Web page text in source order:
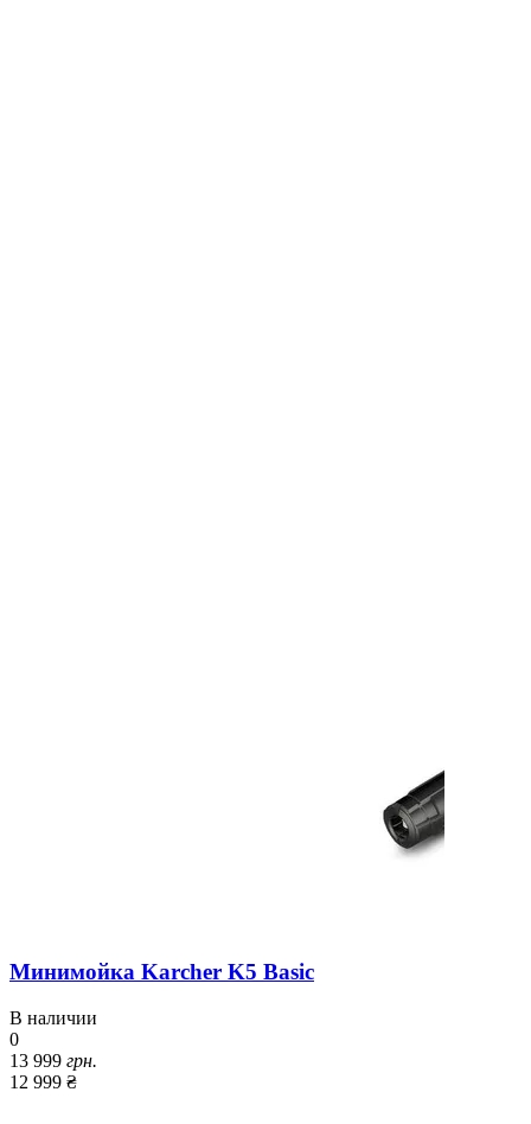
Минимойка Karcher K5 Basic
В наличии
0
13 999 грн.
12 999 ₴